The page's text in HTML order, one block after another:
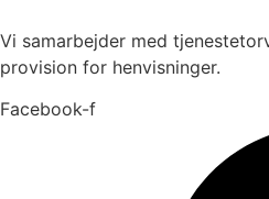
Vi samarbejder med
provision for henvisninger.
Facebook-f